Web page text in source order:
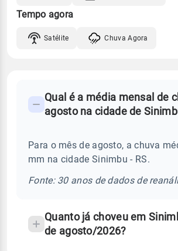
Tempo agora
Satélite Chuva Agora
Perguntas
sobre
chuva
Qual é a média mensal de
agosto na cidade de
Para o mês de agosto, a chuva
mm na cidade Sinimbu - RS.
Fonte: 30 anos de dados de
Quanto já choveu em
de agosto/2026?